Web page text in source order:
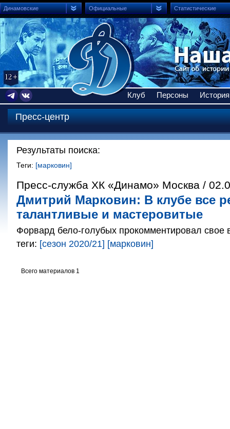
Динамовские Официальные Статистические
Клуб Персоны История
Пресс-центр
Результаты поиска:
Теги: [марковин]
Пресс-служба ХК «Динамо» Москва /
Дмитрий Марковин: В клубе все
талантливые и мастеровитые
Форвард бело-голубых прокомментировал свое
теги: [сезон 2020/21] [марковин]
Всего материалов 1